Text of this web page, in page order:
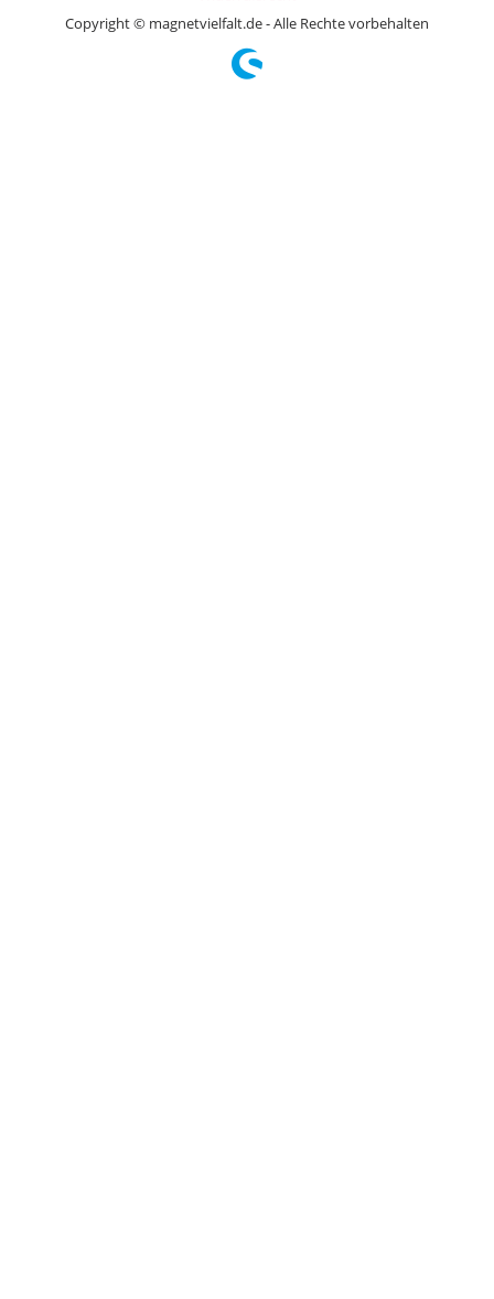
Copyright © magnetvielfalt.de - Alle Rechte vorbehalten